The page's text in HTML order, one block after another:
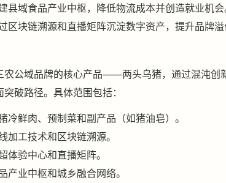
县域食品产业中枢，降低物流成本并创造就业机会
区块链溯源和直播矩阵沉淀数字资产，提升品牌溢
农公域品牌的核心产品——两头乌猪，通过混沌创
破路径。具体范围包括：
冷鲜肉、预制菜和副产品（如猪油皂）。
加工技术和区块链溯源。
体验中心和直播矩阵。
产业中枢和城乡融合网络。